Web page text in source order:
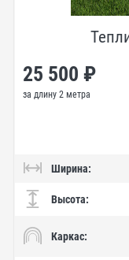
25 500 ₽
за длину 2 метра
Ширина:
Высота:
Каркас: